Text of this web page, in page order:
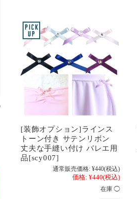
[装飾オプション]ラインス
トーン付き サテンリボン
丈夫な手縫い付け バレエ用
品[scy007]
通常販売価格: ¥440(税込)
価格: ¥440(税込)
在庫 ◯